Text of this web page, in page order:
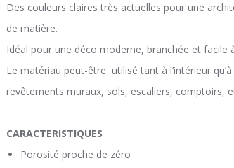
Des couleurs claires très actuelles pour une
de matière.
Idéal pour une déco moderne, branchée et facile
Le matériau peut-être utilisé tant à l’intérieur
revêtements muraux, sols, escaliers, comptoirs,
CARACTERISTIQUES
Porosité proche de zéro